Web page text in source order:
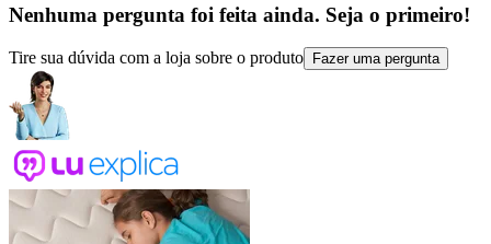
Nenhuma pergunta foi feita ainda. Seja o primeiro!
Tire sua dúvida com a loja sobre o produto Fazer uma pergunta